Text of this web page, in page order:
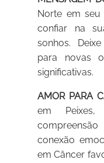
Norte em
confiar na
sonhos.
para novas
significativas.
AMOR PARA
em Peixes,
conexão
em Câncer